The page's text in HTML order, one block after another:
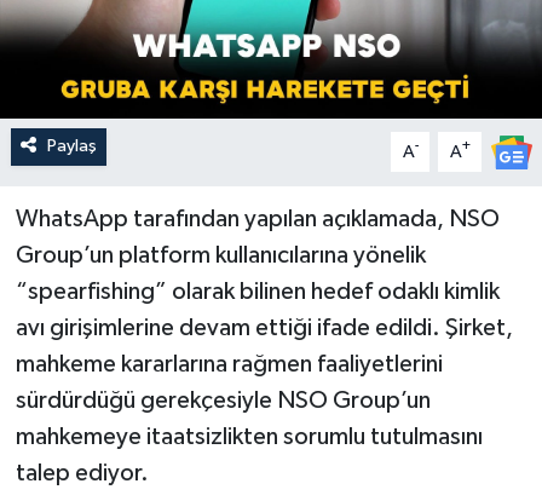
Paylaş A- A+
WhatsApp tarafından yapılan açıklamada, NSO
Group’un platform kullanıcılarına yönelik
“spearfishing” olarak bilinen hedef odaklı kimlik
avı girişimlerine devam ettiği ifade edildi. Şirket,
mahkeme kararlarına rağmen faaliyetlerini
sürdürdüğü gerekçesiyle NSO Group’un
mahkemeye itaatsizlikten sorumlu tutulmasını
talep ediyor.